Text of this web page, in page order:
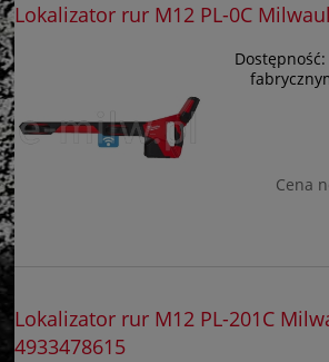
Lokalizator rur M12 PL-0C
Dostępność:
Cena
Lokalizator rur M12 PL-201C
4933478615